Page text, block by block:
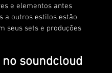
e elementos antes
a outros estilos estão
seus sets e produções
soundcloud